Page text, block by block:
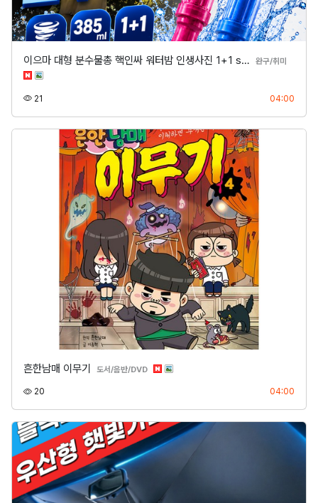
이으마 대형 분수물총 핵인싸 워터밤 인생사진 1+1 s… 완구/취미
21 04:00
흔한남매 이무기 도서/음반/DVD분류
20 04:00